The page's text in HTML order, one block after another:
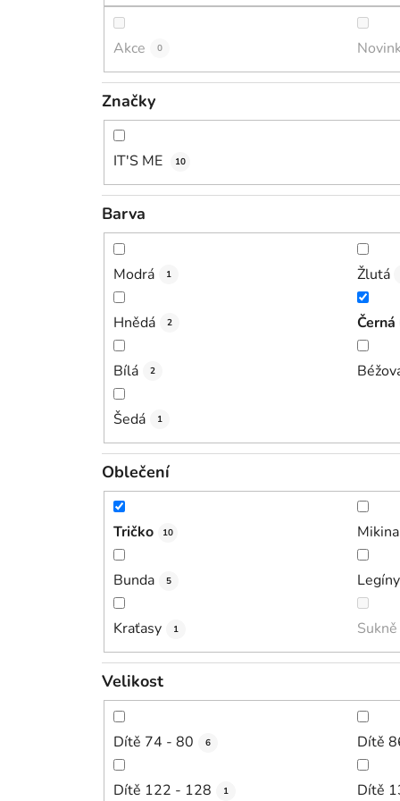
Akce 0
Značky
IT'S ME 10
Barva
Modrá 1 Žlutá
Hnědá 2 Černá
Bílá 2
Šedá 1
Oblečení
Tričko 10 Mikina
Bunda 5 Legíny
Kraťasy 1 Sukně
Velikost
Dítě 74 - 80 6 Dítě
Dítě 122 - 128 1 Dítě